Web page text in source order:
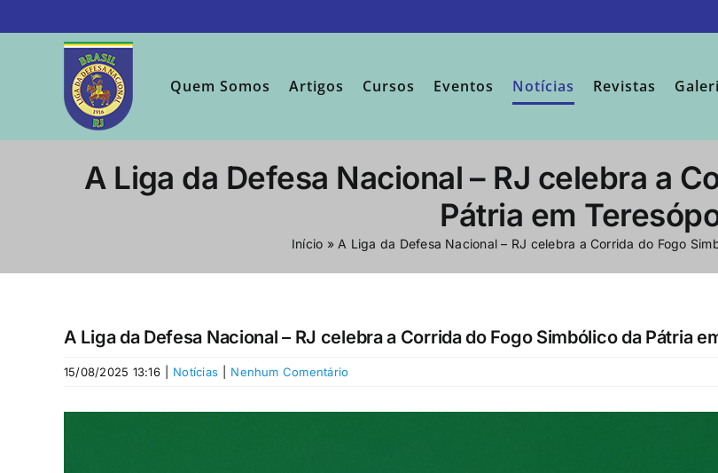
para
Quem Somos Artigos Cursos Eventos Notícias Revistas
A Liga da Defesa Nacional – RJ celebra a
Pátria em
Início » A Liga da Defesa Nacional – RJ celebra a Corrida do Fogo
A Liga da Defesa Nacional – RJ celebra a Corrida do Fogo Simbólico da Pátria
15/08/2025 13:16 Notícias Nenhum Comentário